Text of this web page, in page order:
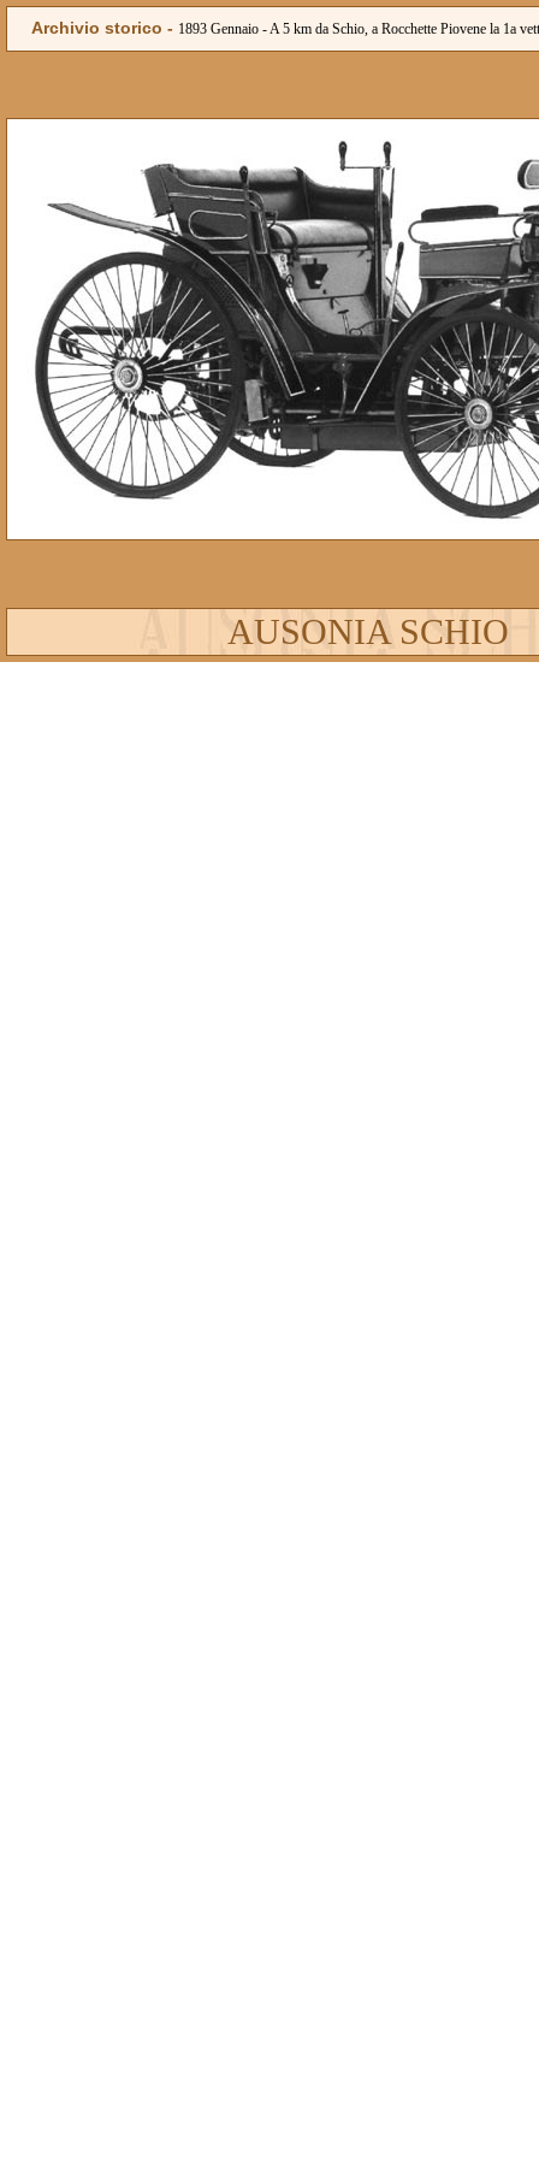
Archivio storico - 1893 Gennaio - A 5 km da Schio, a Rocchette Piovene la 1a
AUSONIA SCHIO